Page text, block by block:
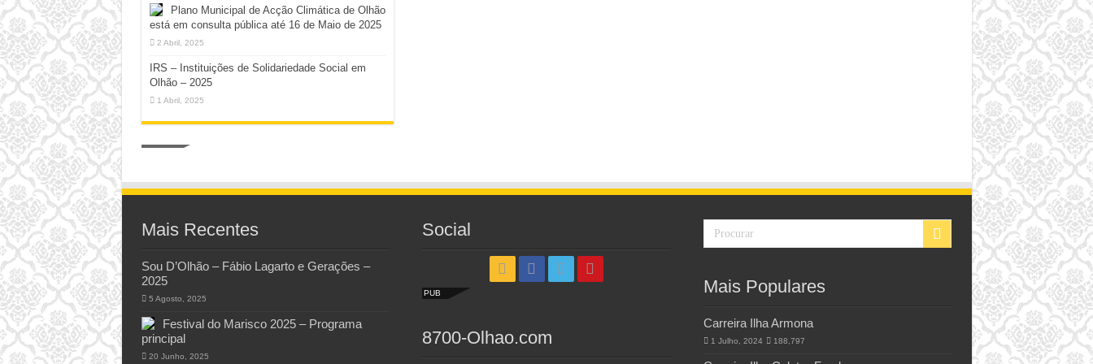
Plano Municipal de Acção Climática de Olhão
está em consulta pública até 16 de Maio de 2025
2 Abril, 2025
IRS – Instituições de Solidariedade Social em
Olhão – 2025
1 Abril, 2025
Mais Recentes
Sou D’Olhão – Fábio Lagarto e Gerações –
2025
5 Agosto, 2025
Festival do Marisco 2025 – Programa
principal
20 Junho, 2025
Social
PUB
8700-Olhao.com
Mais Populares
Carreira Ilha Armona
1 Julho, 2024 188,797